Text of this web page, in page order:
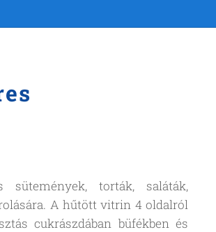
torták, saláták,
A hűtött vitrin 4 oldalról
cukrászdában büfékben és